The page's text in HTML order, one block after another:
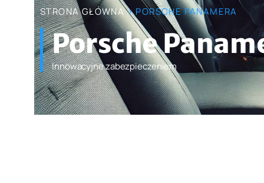
STRONA GŁÓWNA> PORSCHE PANAMERA
Porsche
Innowacyjne zabezpieczeniem